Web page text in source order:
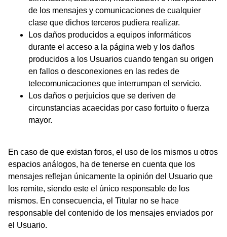
de los mensajes y comunicaciones de cualquier
clase que dichos terceros pudiera realizar.
Los daños producidos a equipos informáticos
durante el acceso a la página web y los daños
producidos a los Usuarios cuando tengan su origen
en fallos o desconexiones en las redes de
telecomunicaciones que interrumpan el servicio.
Los daños o perjuicios que se deriven de
circunstancias acaecidas por caso fortuito o fuerza
mayor.
En caso de que existan foros, el uso de los mismos u otros
espacios análogos, ha de tenerse en cuenta que los
mensajes reflejan únicamente la opinión del Usuario que
los remite, siendo este el único responsable de los
mismos. En consecuencia, el Titular no se hace
responsable del contenido de los mensajes enviados por
el Usuario.